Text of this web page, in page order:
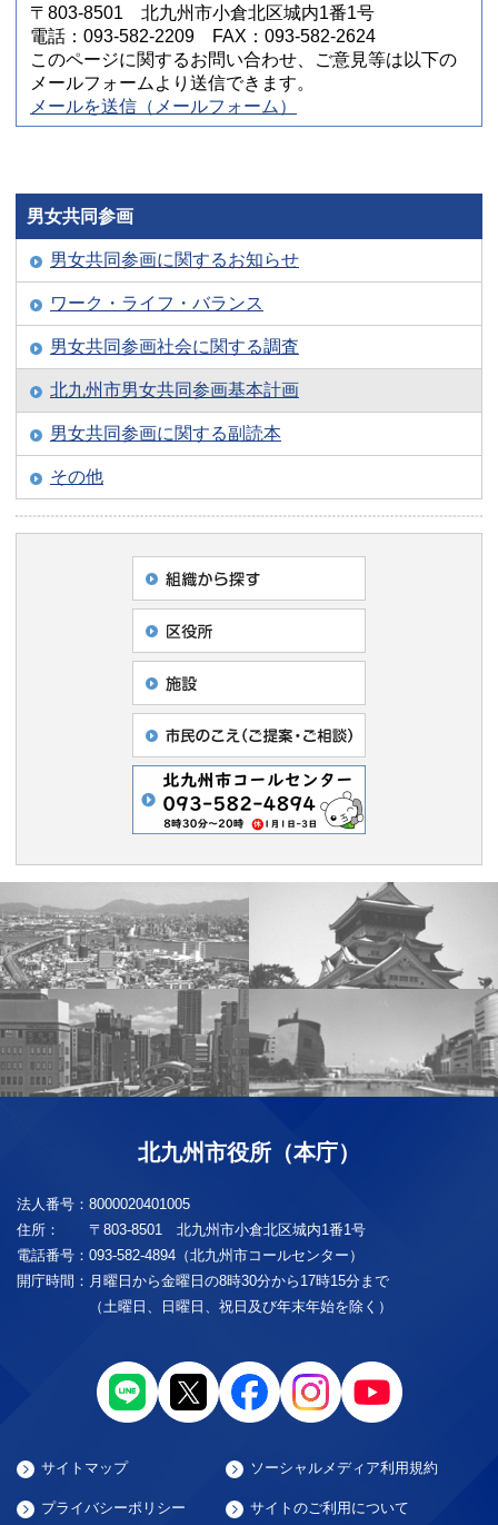
〒803-8501 北九州市小倉北区城内1番1号
電話：093-582-2209 FAX：093-582-2624
このページに関するお問い合わせ、ご意見等は以下の
メールフォームより送信できます。
メールを送信（メールフォーム）
男女共同参画
男女共同参画に関するお知らせ
ワーク・ライフ・バランス
男女共同参画社会に関する調査
北九州市男女共同参画基本計画
男女共同参画に関する副読本
その他
北九州市役所（本庁）
法人番号： 8000020401005
住所：
〒803-8501 北九州市小倉北区城内1番1号
電話番号： 093-582-4894（北九州市コールセンター）
開庁時間： 月曜日から金曜日の8時30分から17時15分まで
（土曜日、日曜日、祝日及び年末年始を除く）
サイトマップ ソーシャルメディア利用規約
プライバシーポリシー サイトのご利用について